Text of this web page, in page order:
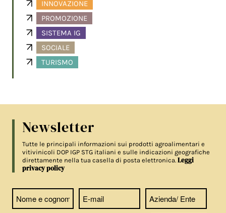
INNOVAZIONE
PROMOZIONE
SISTEMA IG
SOCIALE
TURISMO
Newsletter
Tutte le principali informazioni sui prodotti agroalimentari e
vitivinicoli DOP IGP STG italiani e sulle indicazioni geografiche
direttamente nella tua casella di posta elettronica.Leggi
privacy policy